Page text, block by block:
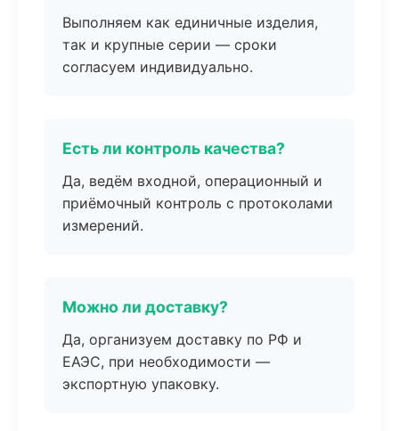
Выполняем как единичные изделия,
так и крупные серии — сроки
согласуем индивидуально.
Есть ли контроль качества?
Да, ведём входной, операционный и
приёмочный контроль с протоколами
измерений.
Можно ли доставку?
Да, организуем доставку по РФ и
ЕАЭС, при необходимости —
экспортную упаковку.